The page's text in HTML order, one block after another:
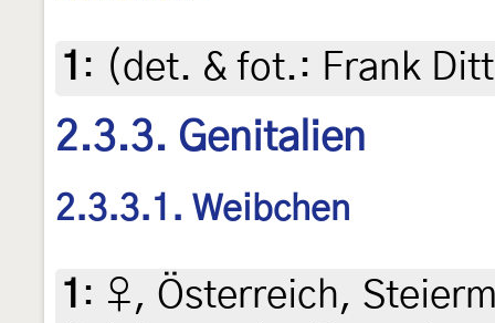
1 : (det. & fot.: Frank
2.3.3. Genitalien
2.3.3.1. Weibchen
1 : ♀, Österreich,